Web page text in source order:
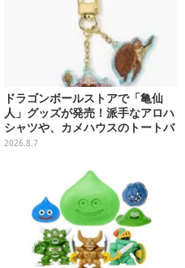
ドラゴンボールストアで「亀仙
人」グッズが発売！派手なアロハ
シャツや、カメハウスのトートバ
ッグなど夏らしいアイテムがズラ
2026.8.7